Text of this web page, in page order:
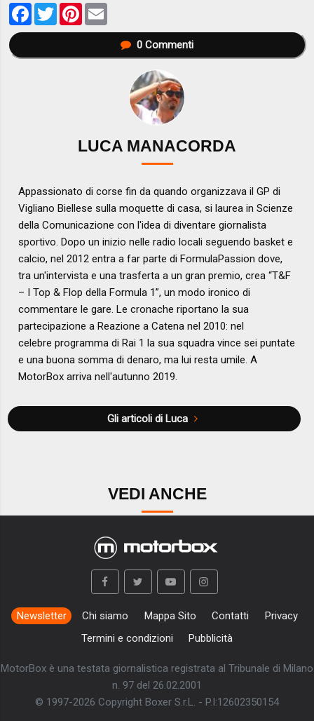
Facebook
TwitterPinterest
0Commenti
LUCA MANACORDA
Appassionato di corse fin da quando organizzava il GP di
Vigliano Biellese sulla moquette di casa, si laurea in Scienze
della Comunicazione con l'idea di diventare giornalista
sportivo. Dopo un inizio nelle radio locali seguendo basket e
calcio, nel 2012 entra a far parte di FormulaPassion dove,
tra un'intervista e una trasferta a un gran premio, crea “T&F
– I Top & Flop della Formula 1”, un modo ironico di
commentare le gare. Le cronache riportano la sua
partecipazione a Reazione a Catena nel 2010: nel
celebre programma di Rai 1 la sua squadra vince sei puntate
e una buona somma di denaro, ma lui resta umile. A
MotorBox arriva nell'autunno 2019.
Gli articoli di Luca
VEDI ANCHE
Newsletter Chi siamo Mappa Sito Contatti
Privacy
Termini e condizioni
Pubblicità
MotorBox è una testata giornalistica registrata al Tribunale di Milano
n. 97 del 26.02.2001
© 1997-2026 Copyright Boxer S.r.L. - P.I:12602350154